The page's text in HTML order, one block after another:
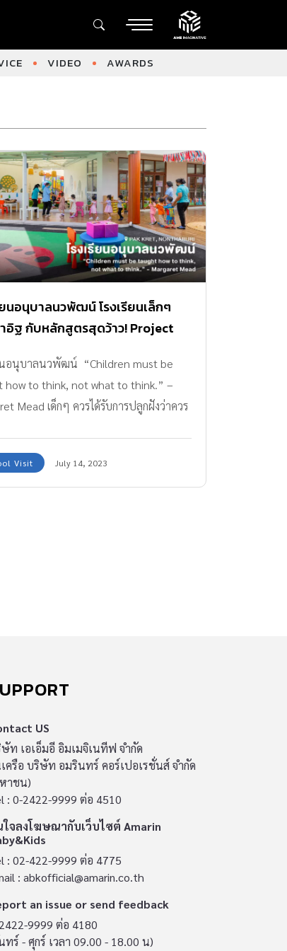
VIDEO AWARDS
ยนอนุบาลนวพัฒน์ โรงเรียนเล็กๆ
อิฐ กับหลักสูตรสุดว้าว! Project
นอนุบาลนวพัฒน์ “Children must be
how to think, not what to think.” –
Mead เด็กๆ ควรได้รับการปลูกฝังว่าควร
อกเอง เรียนเอง ค้นหาตัวเอง บรรยากาศ
โรงเรียน และนี่เป็นการสำรวจโรงเรียน
อย่างแตกต่างออกไป โรงเรียนเล็กๆ แห่ง
งเมืองอันวุ่นวายอย่างกรุงเทพมหานครฯ […]
Visit July 14, 2023
US
ท เอเอ็มอี อิมเมจิเนทีฟ จำกัด
ครือ บริษัท อมรินทร์ คอร์เปอเรชั่นส์ จำกัด
าชน)
: 0-2422-9999 ต่อ 4510
จลงโฆษณากับเว็บไซต์ Amarin
: 02-422-9999 ต่อ 4775
: abkofficial@amarin.co.th
an issue or send feedback
9999 ต่อ 4180
ทร์ - ศุกร์ เวลา 09.00 - 18.00 น)